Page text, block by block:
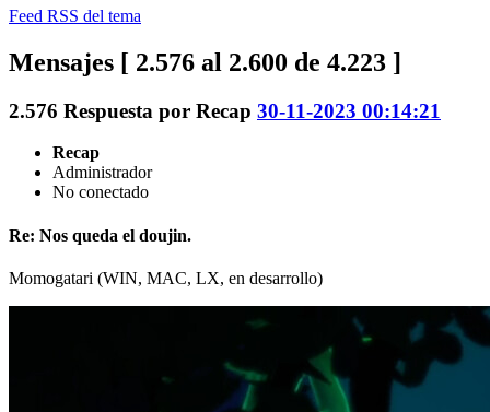
Feed RSS del tema
Mensajes [ 2.576 al 2.600 de 4.223 ]
2.576 Respuesta por Recap 30-11-2023 00:14:21
Recap
Administrador
No conectado
Re: Nos queda el doujin.
Momogatari (WIN, MAC, LX, en desarrollo)